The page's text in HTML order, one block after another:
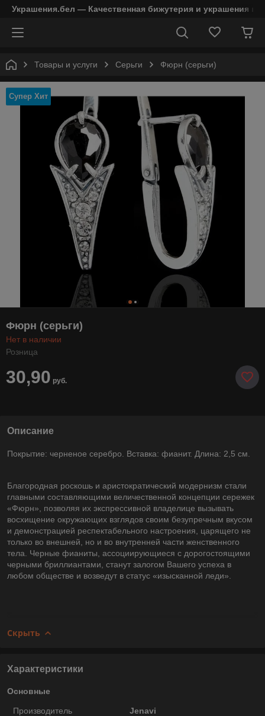
Украшения.бел — Качественная бижутерия и украшения в
Товары и услуги Серьги Фюрн (серьги)
Супер Хит
Фюрн (серьги)
Нет в наличии
Розница
30,90 руб.
Описание
Покрытие: черненое серебро. Вставка: фианит. Длина: 2,5 см.
Благородная роскошь и аристократический модернизм стали
главными составляющими величественной концепции сережек
«Фюрн», позволяя их экспрессивной владелице вызывать
восхищение окружающих взглядов своим безупречным вкусом
и демонстрацией респектабельного настроения, царящего не
только во внешней, но и во внутренней части женственного
тела. Черные фианиты, ассоциирующиеся с дорогостоящими
черными бриллиантами, станут залогом Вашего успеха в
любом обществе и возведут в статус «изысканной леди».
Скрыть
Характеристики
Основные
Производитель
Jenavi